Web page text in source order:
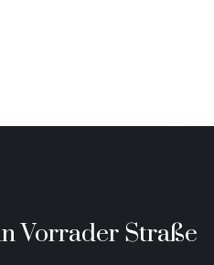
Vorrader Straße